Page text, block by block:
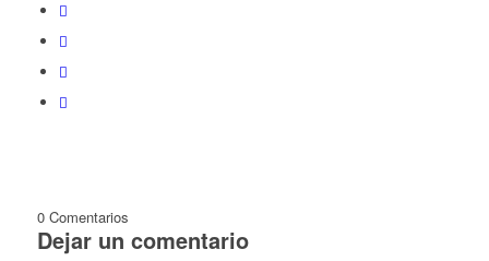
0 Comentarios
Dejar un comentario